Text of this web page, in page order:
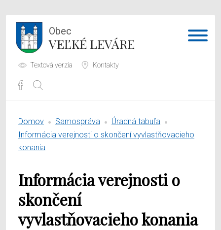
Obec
VEĽKÉ LEVÁRE
Textová verzia Kontakty
Samospráva
O obci
Domov Samospráva
Úradná tabuľa
Informácia verejnosti o skončení vyvlastňovacieho
konania
Informácia verejnosti o
skončení
vyvlastňovacieho konania